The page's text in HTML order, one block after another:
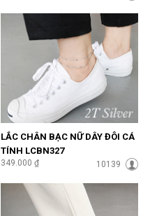
LẮC CHÂN BẠC NỮ DÂY ĐÔI CÁ
TÍNH LCBN327
349.000 ₫ 10139